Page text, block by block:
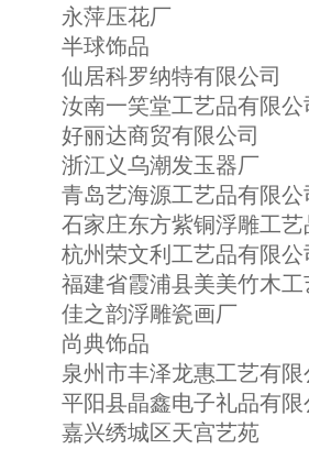
永萍压花厂
半球饰品
仙居科罗纳特有限公司
汝南一笑堂工艺品有限公
好丽达商贸有限公司
浙江义乌潮发玉器厂
青岛艺海源工艺品有限公
石家庄东方紫铜浮雕工艺
杭州荣文利工艺品有限公
福建省霞浦县美美竹木工
佳之韵浮雕瓷画厂
尚典饰品
泉州市丰泽龙惠工艺有限
平阳县晶鑫电子礼品有限
嘉兴绣城区天宫艺苑